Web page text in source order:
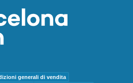
generali di vendita